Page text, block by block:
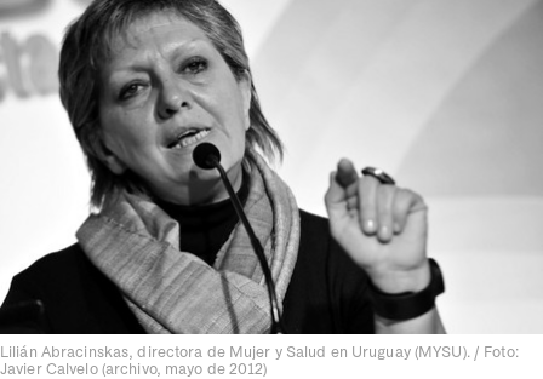
Lilián Abracinskas, directora de Mujer y Salud en Uruguay (MYSU). / Foto:
Javier Calvelo (archivo, mayo de 2012)